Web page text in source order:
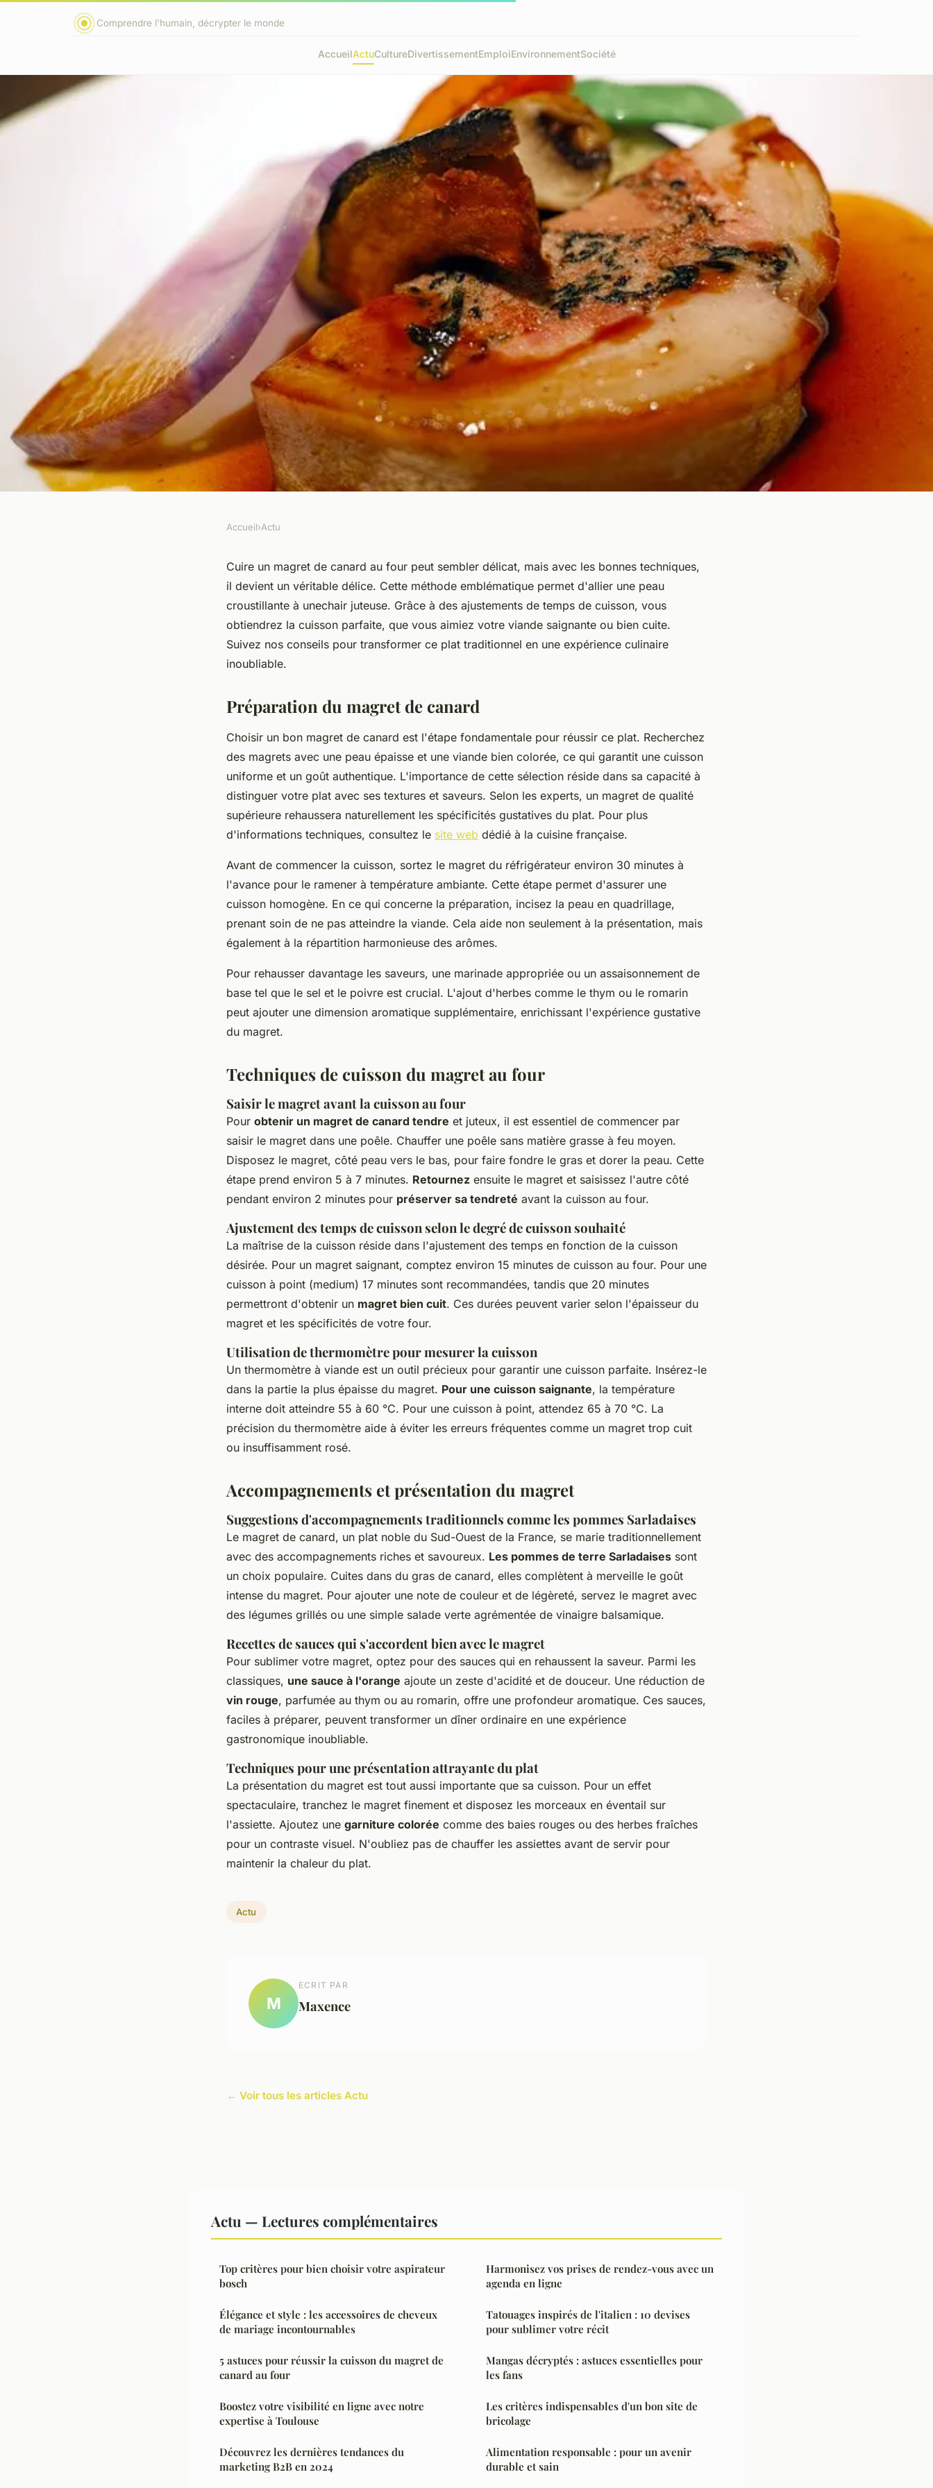
Comprendre l'humain, décrypter le monde
AccueilActuCultureDivertissementEmploiEnvironnementSociété
Comment cuire parfaitement le
magret de canard au four ?
4 min de lecture
Accueil›Actu
Cuire un magret de canard au four peut sembler délicat, mais avec les bonnes techniques,
il devient un véritable délice. Cette méthode emblématique permet d'allier une peau
croustillante à unechair juteuse. Grâce à des ajustements de temps de cuisson, vous
obtiendrez la cuisson parfaite, que vous aimiez votre viande saignante ou bien cuite.
Suivez nos conseils pour transformer ce plat traditionnel en une expérience culinaire
inoubliable.
Préparation du magret de canard
Choisir un bon magret de canard est l'étape fondamentale pour réussir ce plat. Recherchez
des magrets avec une peau épaisse et une viande bien colorée, ce qui garantit une cuisson
uniforme et un goût authentique. L'importance de cette sélection réside dans sa capacité à
distinguer votre plat avec ses textures et saveurs. Selon les experts, un magret de qualité
supérieure rehaussera naturellement les spécificités gustatives du plat. Pour plus
d'informations techniques, consultez le site web dédié à la cuisine française.
Avant de commencer la cuisson, sortez le magret du réfrigérateur environ 30 minutes à
l'avance pour le ramener à température ambiante. Cette étape permet d'assurer une
cuisson homogène. En ce qui concerne la préparation, incisez la peau en quadrillage,
prenant soin de ne pas atteindre la viande. Cela aide non seulement à la présentation, mais
également à la répartition harmonieuse des arômes.
Pour rehausser davantage les saveurs, une marinade appropriée ou un assaisonnement de
base tel que le sel et le poivre est crucial. L'ajout d'herbes comme le thym ou le romarin
peut ajouter une dimension aromatique supplémentaire, enrichissant l'expérience gustative
du magret.
Techniques de cuisson du magret au four
Saisir le magret avant la cuisson au four
Pour obtenir un magret de canard tendre et juteux, il est essentiel de commencer par
saisir le magret dans une poêle. Chauffer une poêle sans matière grasse à feu moyen.
Disposez le magret, côté peau vers le bas, pour faire fondre le gras et dorer la peau. Cette
étape prend environ 5 à 7 minutes. Retournez ensuite le magret et saisissez l'autre côté
pendant environ 2 minutes pour préserver sa tendreté avant la cuisson au four.
Ajustement des temps de cuisson selon le degré de cuisson souhaité
La maîtrise de la cuisson réside dans l'ajustement des temps en fonction de la cuisson
désirée. Pour un magret saignant, comptez environ 15 minutes de cuisson au four. Pour une
cuisson à point (medium) 17 minutes sont recommandées, tandis que 20 minutes
permettront d'obtenir un magret bien cuit. Ces durées peuvent varier selon l'épaisseur du
magret et les spécificités de votre four.
Utilisation de thermomètre pour mesurer la cuisson
Un thermomètre à viande est un outil précieux pour garantir une cuisson parfaite. Insérez-le
dans la partie la plus épaisse du magret. Pour une cuisson saignante, la température
interne doit atteindre 55 à 60 °C. Pour une cuisson à point, attendez 65 à 70 °C. La
précision du thermomètre aide à éviter les erreurs fréquentes comme un magret trop cuit
ou insuffisamment rosé.
Accompagnements et présentation du magret
Suggestions d'accompagnements traditionnels comme les pommes Sarladaises
Le magret de canard, un plat noble du Sud-Ouest de la France, se marie traditionnellement
avec des accompagnements riches et savoureux. Les pommes de terre Sarladaises sont
un choix populaire. Cuites dans du gras de canard, elles complètent à merveille le goût
intense du magret. Pour ajouter une note de couleur et de légèreté, servez le magret avec
des légumes grillés ou une simple salade verte agrémentée de vinaigre balsamique.
Recettes de sauces qui s'accordent bien avec le magret
Pour sublimer votre magret, optez pour des sauces qui en rehaussent la saveur. Parmi les
classiques, une sauce à l'orange ajoute un zeste d'acidité et de douceur. Une réduction de
vin rouge, parfumée au thym ou au romarin, offre une profondeur aromatique. Ces sauces,
faciles à préparer, peuvent transformer un dîner ordinaire en une expérience
gastronomique inoubliable.
Techniques pour une présentation attrayante du plat
La présentation du magret est tout aussi importante que sa cuisson. Pour un effet
spectaculaire, tranchez le magret finement et disposez les morceaux en éventail sur
l'assiette. Ajoutez une garniture colorée comme des baies rouges ou des herbes fraîches
pour un contraste visuel. N'oubliez pas de chauffer les assiettes avant de servir pour
maintenir la chaleur du plat.
Actu
M
ECRIT PAR
Maxence
← Voir tous les articles Actu
Actu — Lectures complémentaires
Top critères pour bien choisir votre aspirateur
bosch
Élégance et style : les accessoires de cheveux
de mariage incontournables
5 astuces pour réussir la cuisson du magret de
canard au four
Boostez votre visibilité en ligne avec notre
expertise à Toulouse
Découvrez les dernières tendances du
marketing B2B en 2024
Harmonisez vos prises de rendez-vous avec un
agenda en ligne
Tatouages inspirés de l'italien : 10 devises
pour sublimer votre récit
Mangas décryptés : astuces essentielles pour
les fans
Les critères indispensables d'un bon site de
bricolage
Alimentation responsable : pour un avenir
durable et sain